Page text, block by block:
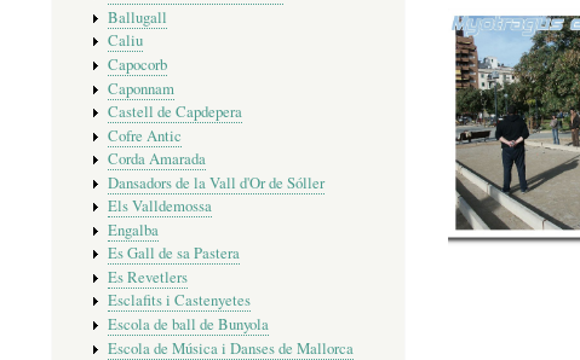
Ballugall
Caliu
Capocorb
Caponnam
Castell de Capdepera
Cofre Antic
Corda Amarada
Dansadors de la Vall d'Or de Sóller
Els Valldemossa
Engalba
Es Gall de sa Pastera
Es Revetlers
Esclafits i Castenyetes
Escola de ball de Bunyola
Escola de Música i Danses de Mallorca